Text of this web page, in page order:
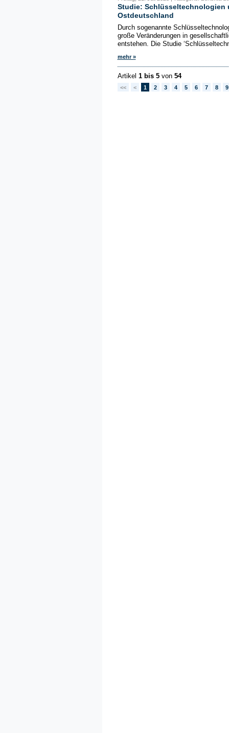
Studie:
Ostdeutschland
Durch sogenannte
große Veränderungen in
entstehen. Die Studie
mehr »
Artikel 1 bis 5von 54
<< < 1 2 3 4 5 6 7 8 9